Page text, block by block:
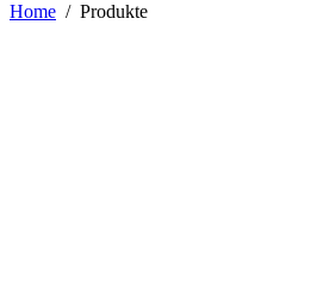
Home / Produkte